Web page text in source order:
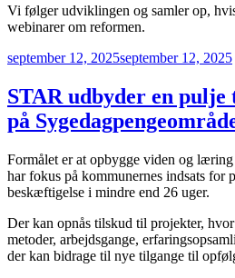
Vi følger udviklingen og samler op,
webinarer om reformen.
Udgivet
september 12, 2025september 12, 2025
STAR udbyder en
på
Formålet er at opbygge viden og
har fokus på kommunernes indsats for
beskæftigelse i mindre end 26 uger.
Der kan opnås tilskud til projekter,
metoder, arbejdsgange,
der kan bidrage til nye tilgange til